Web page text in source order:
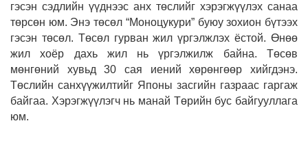
гэсэн сэдлийн үүднээс анх төслийг хэрэгжүүлэх санаа
төрсөн юм. Энэ төсөл “Моноцукури” буюу зохион бүтээх
гэсэн төсөл. Төсөл гурван жил үргэлжлэх ёстой. Өнөө
жил хоёр дахь жил нь үргэлжилж байна. Төсөв
мөнгөний хувьд 30 сая иений хөрөнгөөр хийгдэнэ.
Төслийн санхүүжилтийг Японы засгийн газраас гаргаж
байгаа. Хэрэгжүүлэгч нь манай Төрийн бус байгууллага
юм.